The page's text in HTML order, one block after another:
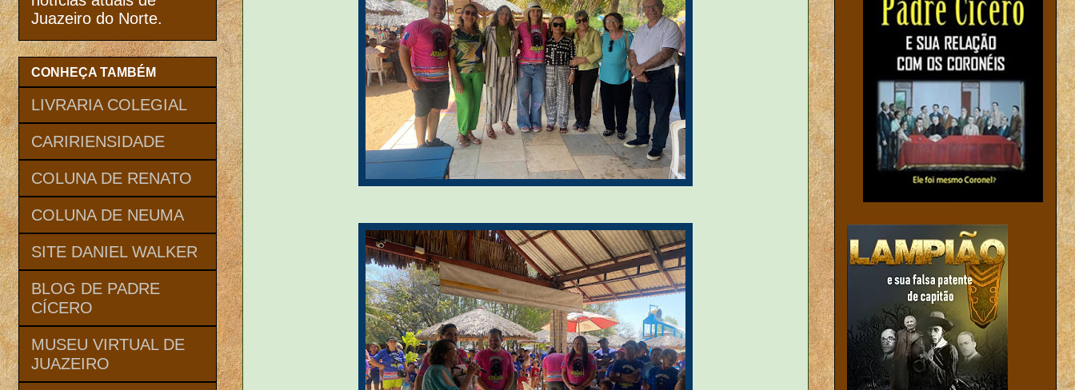
Juazeiro do Norte.
CONHEÇA TAMBÉM
LIVRARIA COLEGIAL
CARIRIENSIDADE
COLUNA DE RENATO
COLUNA DE NEUMA
SITE DANIEL WALKER
BLOG DE PADRE
CÍCERO
MUSEU VIRTUAL DE
JUAZEIRO